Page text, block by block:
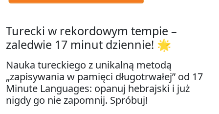
Turecki w rekordowym tempie –
zaledwie 17 minut dziennie! 🌟
Nauka tureckiego z unikalną metodą
„zapisywania w pamięci długotrwałej” od 17
Minute Languages: opanuj hebrajski i już
nigdy go nie zapomnij. Spróbuj!